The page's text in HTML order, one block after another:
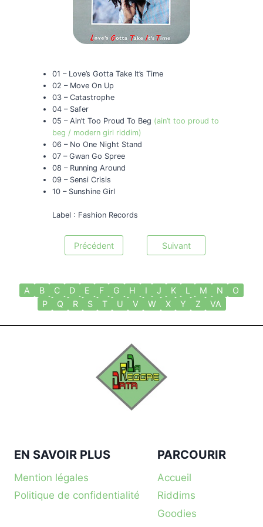
01 – Love’s Gotta Take It’s Time
02 – Move On Up
03 – Catastrophe
04 – Safer
05 – Ain’t Too Proud To Beg (ain’t too proud to
beg / modern girl riddim)
06 – No One Night Stand
07 – Gwan Go Spree
08 – Running Around
09 – Sensi Crisis
10 – Sunshine Girl
Label : Fashion Records
Précédent Suivant
A B C D E F G H I J K L M N
O
P
Q R S T U V W X Y Z VA
EN SAVOIR PLUS
Mention légales
Politique de confidentialité
PARCOURIR
Accueil
Riddims
Goodies